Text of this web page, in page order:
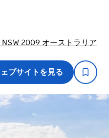
2009 オーストラリア
ェブサイトを見る